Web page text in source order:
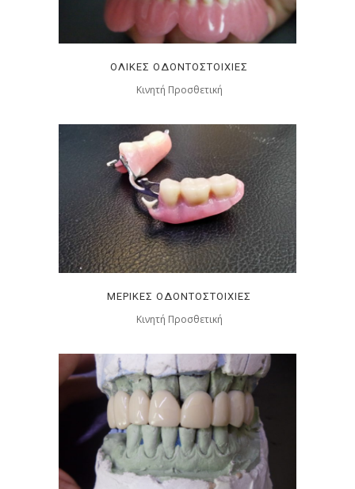
ΟΛΙΚΈΣ ΟΔΟΝΤΟΣΤΟΙΧΙΕΣ
Κινητή Προσθετική
ΜΕΡΙΚΈΣ ΟΔΟΝΤΟΣΤΟΙΧΊΕΣ
Κινητή Προσθετική